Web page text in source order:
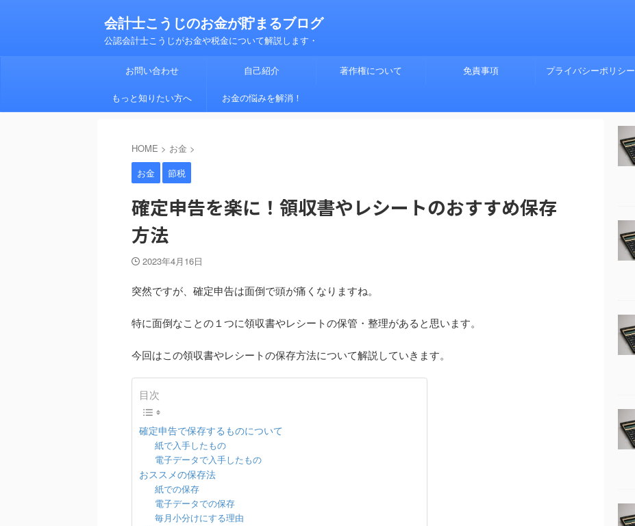
会計士こうじのお金が貯まるブログ
公認会計士こうじがお金や税金について解説します・
お問い合わせ 自己紹介 著作権について 免責事項 プライバシーポリシー
もっと知りたい方へ お金の悩みを解消！
HOME > お金 >
お金
節税
確定申告を楽に！領収書やレシートのおすすめ保存
方法
2023年4月16日
突然ですが、確定申告は面倒で頭が痛くなりますね。
特に面倒なことの１つに領収書やレシートの保管・整理があると思います。
今回はこの領収書やレシートの保存方法について解説していきます。
目次
確定申告で保存するものについて
紙で入手したもの
電子データで入手したもの
おススメの保存法
紙での保存
電子データでの保存
毎月小分けにする理由